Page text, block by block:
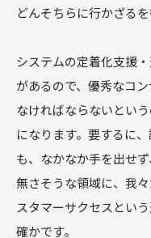
どんそちらに行かざる
システムの定着化支援
があるので、優秀なコ
なければならないとい
になります。要するに
も、なかなか手を出せ
無さそうな領域に、我
スタマーサクセスとい
確かです。